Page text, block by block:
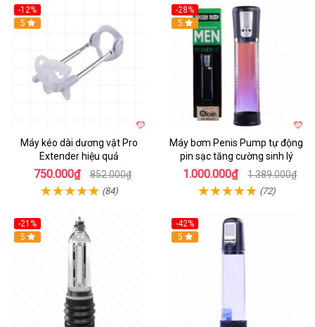
-12%
Hot
5
Máy kéo dài dương vật Pro
Extender hiệu quả
750.000₫ 852.000₫
(84)
-28%
Hot
5
Máy bơm Penis Pump tự động
pin sạc tăng cường sinh lý
1.000.000₫ 1.389.000₫
(72)
-21%
Hot
5
-42%
Hot
5